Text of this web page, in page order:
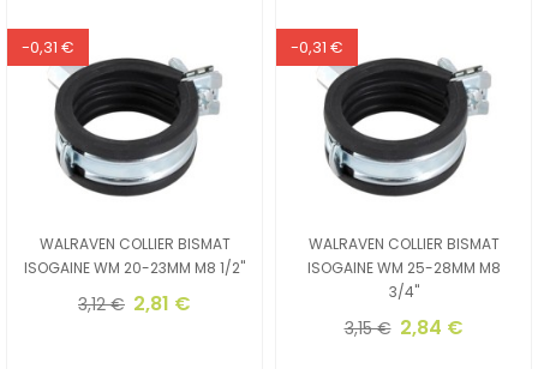
WALRAVEN COLLIER BISMAT
ISOGAINE WM 20-23MM M8 1/2"
3,12 € 2,81 €
-0,31 €
WALRAVEN COLLIER BISMAT
ISOGAINE WM 25-28MM M8
3/4"
3,15 € 2,84 €
-0,31 €